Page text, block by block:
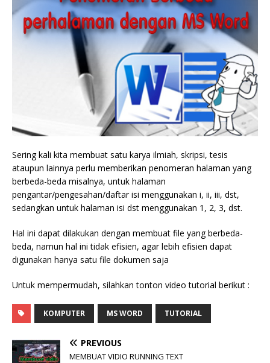
Sering kali kita membuat satu karya ilmiah, skripsi, tesis
ataupun lainnya perlu memberikan penomeran halaman yang
berbeda-beda misalnya, untuk halaman
pengantar/pengesahan/daftar isi menggunakan i, ii, iii, dst,
sedangkan untuk halaman isi dst menggunakan 1, 2, 3, dst.
Hal ini dapat dilakukan dengan membuat file yang berbeda-
beda, namun hal ini tidak efisien, agar lebih efisien dapat
digunakan hanya satu file dokumen saja
Untuk mempermudah, silahkan tonton video tutorial berikut :
KOMPUTER MS WORD TUTORIAL
PREVIOUS
MEMBUAT VIDIO RUNNING TEXT